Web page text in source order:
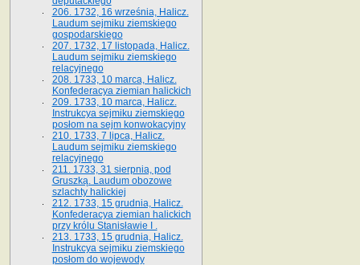
206. 1732, 16 września, Halicz.
Laudum sejmiku ziemskiego
gospodarskiego
207. 1732, 17 listopada, Halicz.
Laudum sejmiku ziemskiego
relacyjnego
208. 1733, 10 marca, Halicz.
Konfederacya ziemian halickich­
209. 1733, 10 marca, Halicz.
Instrukcya sejmiku ziemskiego
posłom na sejm konwokacyjny
210. 1733, 7 lipca, Halicz.
Laudum sejmiku ziemskiego
relacyjnego
211. 1733, 31 sierpnia, pod
Gruszką. Laudum obozowe
szlachty halickiej
212. 1733, 15 grudnia, Halicz.
Konfederacya ziemian halickich
przy królu Stanisławie I .
213. 1733, 15 grudnia, Halicz.
Instrukcya sejmiku ziemskiego
posłom do wojewody